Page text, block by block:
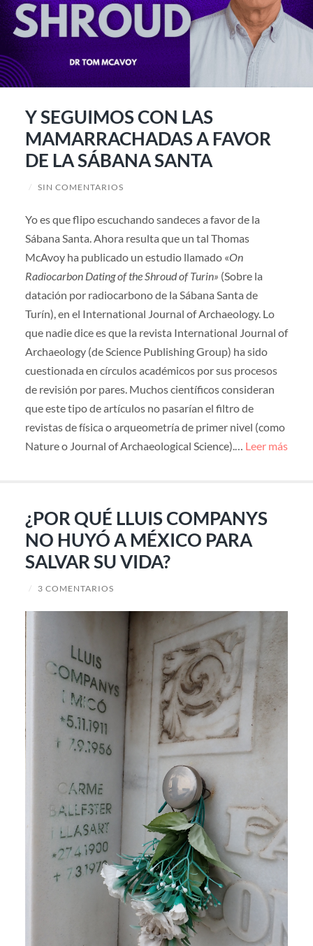
Y SEGUIMOS CON LAS
MAMARRACHADAS A FAVOR
DE LA SÁBANA SANTA
/ SIN COMENTARIOS
Yo es que flipo escuchando sandeces a favor de la
Sábana Santa. Ahora resulta que un tal Thomas
McAvoy ha publicado un estudio llamado «On
Radiocarbon Dating of the Shroud of Turin» (Sobre la
datación por radiocarbono de la Sábana Santa de
Turín), en el International Journal of Archaeology. Lo
que nadie dice es que la revista International Journal of
Archaeology (de Science Publishing Group) ha sido
cuestionada en círculos académicos por sus procesos
de revisión por pares. Muchos científicos consideran
que este tipo de artículos no pasarían el filtro de
revistas de física o arqueometría de primer nivel (como
Nature o Journal of Archaeological Science).… Leer más
¿POR QUÉ LLUIS COMPANYS
NO HUYÓ A MÉXICO PARA
SALVAR SU VIDA?
/ 3 COMENTARIOS